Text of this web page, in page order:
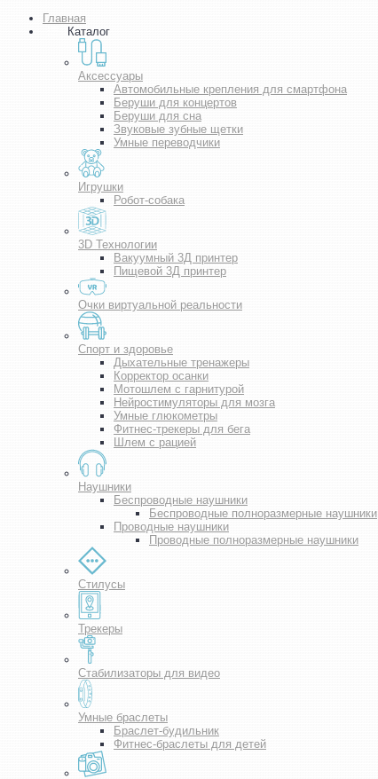
Главная
Каталог
Аксессуары
Автомобильные крепления для смартфона
Беруши для концертов
Беруши для сна
Звуковые зубные щетки
Умные переводчики
Игрушки
Робот-собака
3D Технологии
Вакуумный 3Д принтер
Пищевой 3Д принтер
Очки виртуальной реальности
Спорт и здоровье
Дыхательные тренажеры
Корректор осанки
Мотошлем с гарнитурой
Нейростимуляторы для мозга
Умные глюкометры
Фитнес-трекеры для бега
Шлем с рацией
Наушники
Беспроводные наушники
Беспроводные полноразмерные наушники
Проводные наушники
Проводные полноразмерные наушники
Стилусы
Трекеры
Стабилизаторы для видео
Умные браслеты
Браслет-будильник
Фитнес-браслеты для детей